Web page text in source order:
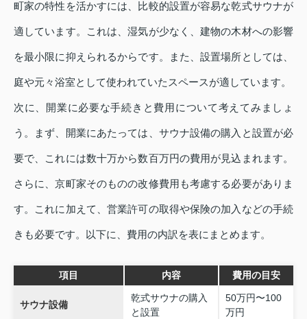
町家の特性を活かすには、比較的設置が容易な乾式サウナが
適しています。これは、湿気が少なく、建物の木材への影響
を最小限に抑えられるからです。また、設置場所としては、
庭や元々浴室として使われていたスペースが適しています。
次に、開業に必要な手続きと費用について考えてみましょ
う。まず、開業にあたっては、サウナ設備の購入と設置が必
要で、これには数十万から数百万円の費用が見込まれます。
さらに、京町家そのものの改修費用も考慮する必要がありま
す。これに加えて、営業許可の取得や保険の加入などの手続
きも必要です。以下に、費用の内訳を表にまとめます。
項目 内容 費用の目安
サウナ設備
乾式サウナの購入
と設置
50万円〜100
万円